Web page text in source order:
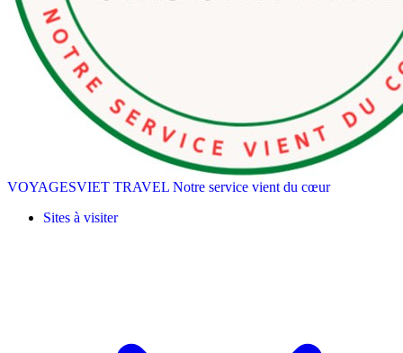
VOYAGESVIET TRAVEL Notre service vient du cœur
Sites à visiter